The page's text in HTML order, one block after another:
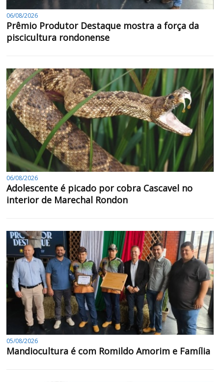
06/08/2026
Prêmio Produtor Destaque mostra a força da
piscicultura rondonense
06/08/2026
Adolescente é picado por cobra Cascavel no
interior de Marechal Rondon
05/08/2026
Mandiocultura é com Romildo Amorim e Família